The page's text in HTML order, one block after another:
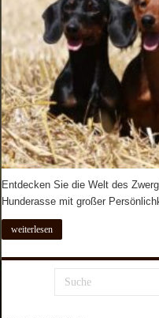
Entdecken Sie die Welt des
Hunderasse mit großer
weiterlesen